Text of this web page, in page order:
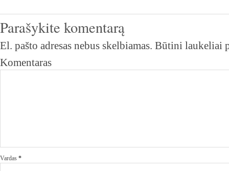
Parašykite komentarą
El. pašto adresas nebus skelbiamas. Būtini laukeliai
Komentaras
Vardas *